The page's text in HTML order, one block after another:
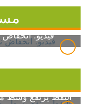
فيديو: انخفاض
النفط يرتفع وسط